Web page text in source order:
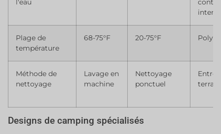
l'eau
Plage de
température
68-75°F 20-75°F
Méthode de
nettoyage
Lavage en
machine
Nettoyage
ponctuel
terrain
Designs de camping spécialisés